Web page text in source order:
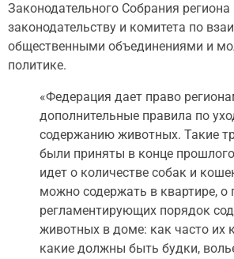
Законодательного Собрания
законодательству и комитета по
общественными объединениями и
политике.
«Федерация дает право
дополнительные правила по
содержанию животных. Такие
были приняты в конце
идет о количестве собак и
можно содержать в квартире, о
регламентирующих порядок
животных в доме: как часто их
какие должны быть будки,